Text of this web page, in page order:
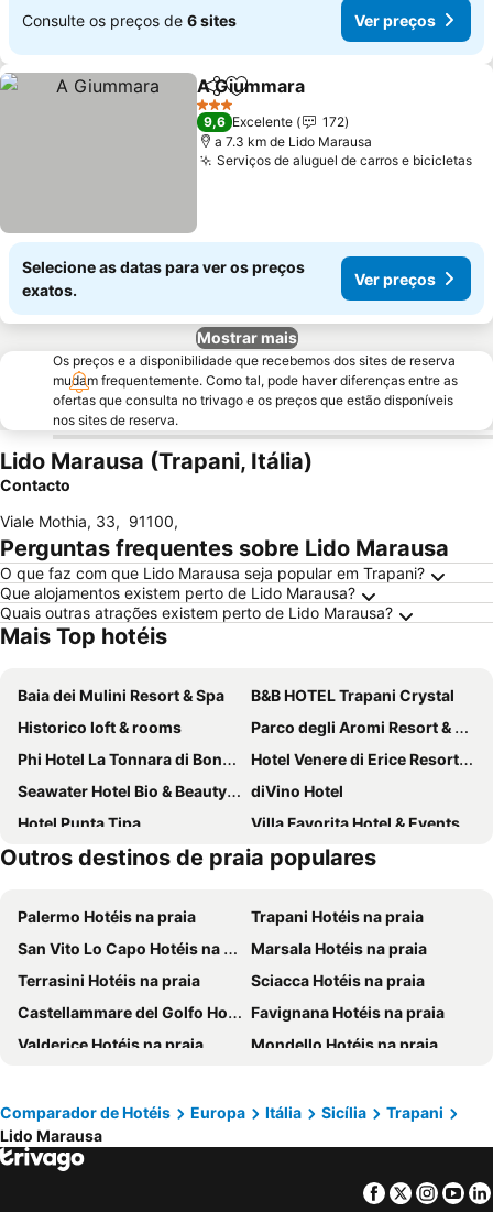
Consulte os preços de 6 sites Ver preços
PartilharAdicionar aos favoritos
A Giummara
3 Estrelas
9,6 Excelente
172
a 7.3 km de Lido Marausa
Serviços de aluguel de carros e bicicletas
Selecione as datas para ver os preços
exatos.
Ver preços
Mostrar mais
Os preços e a disponibilidade que recebemos dos sites de reserva
mudam frequentemente. Como tal, pode haver diferenças entre as
ofertas que consulta no trivago e os preços que estão disponíveis
nos sites de reserva.
Lido Marausa (Trapani, Itália)
Contacto
Viale Mothia, 33, 91100,
Perguntas frequentes sobre Lido Marausa
O que faz com que Lido Marausa seja popular em Trapani?
Que alojamentos existem perto de Lido Marausa?
Quais outras atrações existem perto de Lido Marausa?
Mais Top hotéis
Baia dei Mulini Resort & Spa
B&B HOTEL Trapani Crystal
Historico loft & rooms
Parco degli Aromi Resort & SPA
Phi Hotel La Tonnara di Bonagia
Hotel Venere di Erice Resort & Spa
Seawater Hotel Bio & Beauty Spa
diVino Hotel
Hotel Punta Tipa
Villa Favorita Hotel & Events
Il Mulino
Central Gallery Rooms
Cave Bianche Hotel
Relais Antiche Saline
Mangia's Favignana Resort
Room Of Andrea Hotel
Villaggio Approdo di Ulisse
Casalicchio B&B
Hotel Moderno
Hotel Trapani In
BADIA NUOVA Apart Hotel
Viacolvento
B&B Cortile Di Venere
Firriato Hospitality - Baglio Sorìa
Best Western Hotel Stella D'Italia
Re Sale Boutique Hotel
Outros destinos de praia populares
Palermo Hotéis na praia
Trapani Hotéis na praia
San Vito Lo Capo Hotéis na praia
Marsala Hotéis na praia
Terrasini Hotéis na praia
Sciacca Hotéis na praia
Castellammare del Golfo Hotéis na praia
Favignana Hotéis na praia
Valderice Hotéis na praia
Mondello Hotéis na praia
Alcamo Hotéis na praia
Balestrate Hotéis na praia
Santa Flavia Hotéis na praia
Custonaci Hotéis na praia
Paceco Hotéis na praia
Comparador de Hotéis Europa Itália Sicília
Trapani
Lido Marausa
Facebook
Twitter